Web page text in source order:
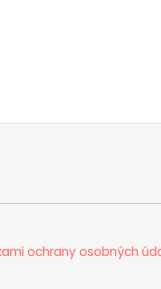
ochrany osobných